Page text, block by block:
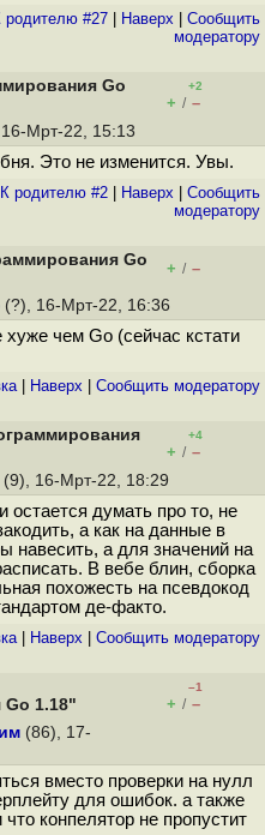
родителю #27 Наверх
Cообщить
модератору
Go
+2
+ / –
Мрт-22, 15:13
Это не изменится. Увы.
К родителю #2 Наверх
Cообщить
модератору
Go
+ / –
(?), 16-Мрт-22, 16:36
чем Go (сейчас кстати
| Наверх Cообщить модератору
+4
+ / –
(9), 16-Мрт-22, 18:29
остается думать про то, не
а как на данные в
навесить, а для значений на
В вебе блин, сборка
похожесть на псевдокод
де-факто.
| Наверх Cообщить модератору
Go 1.18"
–1
+ / –
(86), 17-
вместо проверки на нулл
для ошибок. а также
конпелятор не пропустит